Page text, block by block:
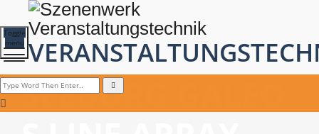
Toggle
menu
SEEBURG GALEO